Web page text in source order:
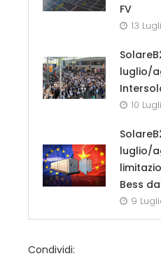
FV
13
luglio/
10
luglio/
Bess
9
Condividi: